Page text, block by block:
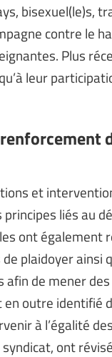
bisexuel(le)s,
contre le
Plus
leur
et
liés au
ont
plaidoyer
de mener
outre
à l’égalité
ont